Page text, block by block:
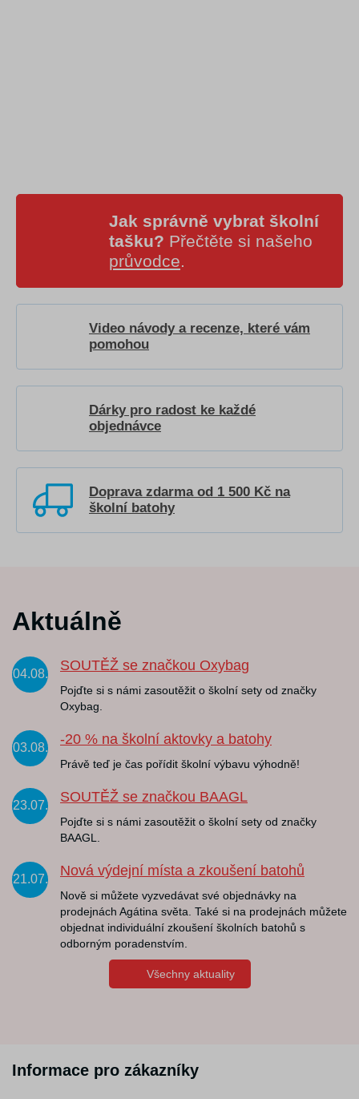
Jak správně vybrat školní
tašku? Přečtěte si našeho
průvodce.
Video návody a recenze, které vám
pomohou
Dárky pro radost ke každé
objednávce
Doprava zdarma od 1 500 Kč na
školní batohy
Aktuálně
04.08.
SOUTĚŽ se značkou Oxybag
Pojďte si s námi zasoutěžit o školní sety od značky
Oxybag.
03.08.
-20 % na školní aktovky a batohy
Právě teď je čas pořídit školní výbavu výhodně!
23.07.
SOUTĚŽ se značkou BAAGL
Pojďte si s námi zasoutěžit o školní sety od značky
BAAGL.
21.07.
Nová výdejní místa a zkoušení batohů
Nově si můžete vyzvedávat své objednávky na
prodejnách Agátina světa. Také si na prodejnách můžete
objednat individuální zkoušení školních batohů s
odborným poradenstvím.
Všechny aktuality
Informace pro zákazníky